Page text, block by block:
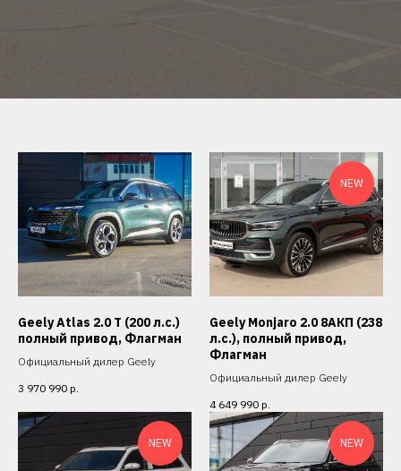
Geely Atlas 2.0 T (200 л.с.)
полный привод, Флагман
Официальный дилер Geely
3 970 990 р.
NEW
Geely Monjaro 2.0 8АКП (238
л.с.), полный привод,
Флагман
Официальный дилер Geely
4 649 990 р.
NEW NEW